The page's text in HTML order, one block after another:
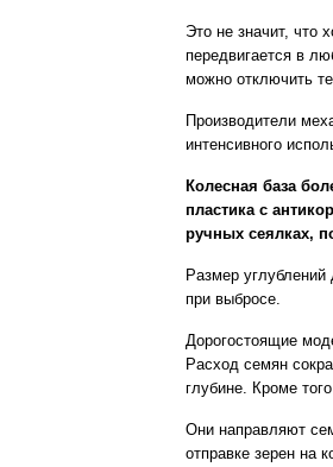
Это не значит, что
передвигается в
можно отключить
Производители
интенсивного
Колесная база
пластика с
ручных сеялках,
Размер
при выбросе.
Дорогостоящие
Расход семян
глубине. Кроме
Они направляют
отправке зерен на